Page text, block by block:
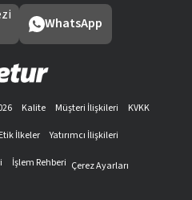
WhatsApp
Kalite Müşteri İlişkileri
KVKK
İlkeler
Yatırımcı İlişkileri
İşlem Rehberi Çerez Ayarları